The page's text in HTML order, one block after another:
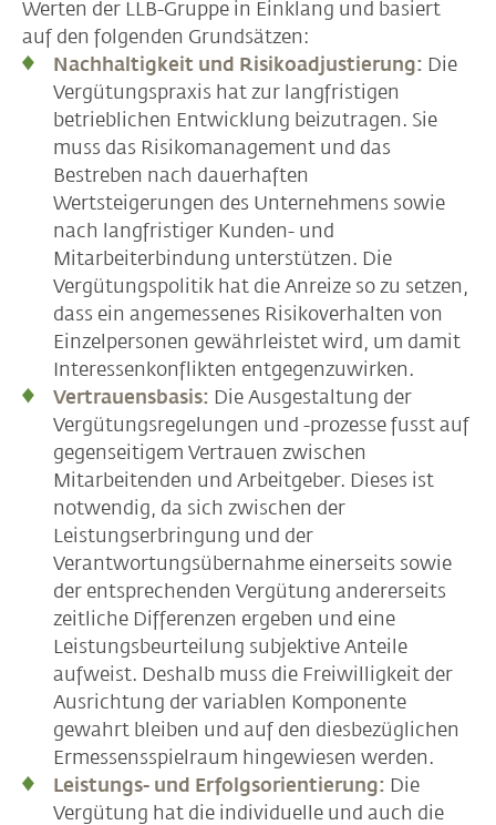
Werten der LLB-Gruppe in Einklang und basiert
auf den folgenden Grundsätzen:
Nachhaltigkeit und Risikoadjustierung: Die
Vergütungspraxis hat zur langfristigen
betrieblichen Entwicklung beizutragen. Sie
muss das Risikomanagement und das
Bestreben nach dauerhaften
Wertsteigerungen des Unternehmens sowie
nach langfristiger Kunden- und
Mitarbeiterbindung unterstützen. Die
Vergütungspolitik hat die Anreize so zu setzen,
dass ein angemessenes Risikoverhalten von
Einzelpersonen gewährleistet wird, um damit
Interessenkonflikten entgegenzuwirken.
Vertrauensbasis: Die Ausgestaltung der
Vergütungsregelungen und -prozesse fusst auf
gegenseitigem Vertrauen zwischen
Mitarbeitenden und Arbeitgeber. Dieses ist
notwendig, da sich zwischen der
Leistungserbringung und der
Verantwortungsübernahme einerseits sowie
der entsprechenden Vergütung andererseits
zeitliche Differenzen ergeben und eine
Leistungsbeurteilung subjektive Anteile
aufweist. Deshalb muss die Freiwilligkeit der
Ausrichtung der variablen Komponente
gewahrt bleiben und auf den diesbezüglichen
Ermessensspielraum hingewiesen werden.
Leistungs- und Erfolgsorientierung: Die
Vergütung hat die individuelle und auch die